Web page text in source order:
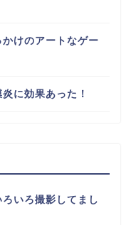
かけのアートなゲー
に効果あった！
いろ撮影してまし